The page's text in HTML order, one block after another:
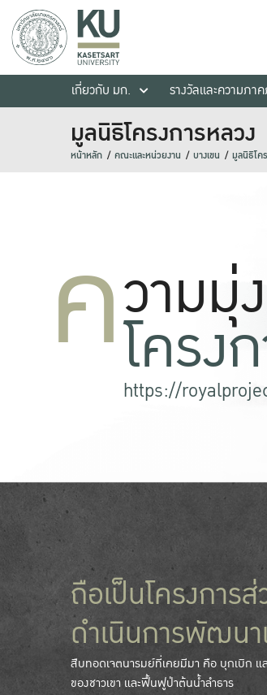
เกี่ยวกับ มก.
รางวัลและความภา
มูลนิธิโครงการหลวง
หน้าหลัก คณะและหน่วยงาน บางเขน มูลนิธิโค
ความ
โครง
https://
ถือเป็นโครงการ
ดำเนินการพัฒน
สืบทอดเจตนารมย์ที่เคยมีมา คือ บุกเบิก
ของชาวเขา และฟื้นฟูป่าต้นน้ำลำธาร